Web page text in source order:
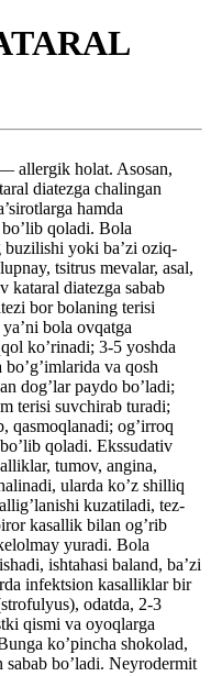
holat. Asosan,
diatezga chalingan
hamda
qoladi. Bola
yoki ba’zi oziq-
tsitrus mevalar, asal,
kataral diatezga sabab
bor bolaning terisi
bola ovqatga
ko’rinadi; 3-5 yoshda
va qosh
dog’lar paydo bo’ladi;
terisi suvchirab turadi;
og’irroq
qoladi. Ekssudativ
tumov, angina,
ularda ko’z shilliq
kuzatiladi, tez-
kasallik bilan og’rib
yuradi. Bola
ishtahasi baland, ba’zi
infektsion kasalliklar bir
odatda, 2-3
qismi va oyoqlarga
ko’pincha shokolad,
sabab bo’ladi. Neyrodermit